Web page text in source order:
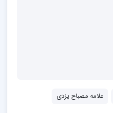
علامه مصباح یزدی